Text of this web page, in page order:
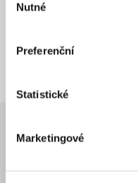
souhlasu
Nutné
Preferenční
Statistické
Marketingové
prohlédnout na